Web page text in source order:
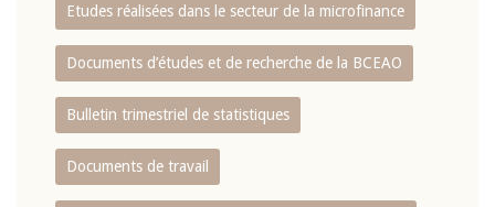
Etudes réalisées dans le secteur de la microfinance
Documents d’études et de recherche de la BCEAO
Bulletin trimestriel de statistiques
Documents de travail